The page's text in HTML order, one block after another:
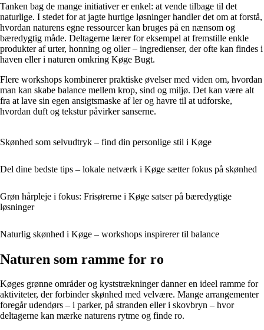
Tanken bag de mange initiativer er enkel: at vende tilbage til det
naturlige. I stedet for at jagte hurtige løsninger handler det om at forstå,
hvordan naturens egne ressourcer kan bruges på en nænsom og
bæredygtig måde. Deltagerne lærer for eksempel at fremstille enkle
produkter af urter, honning og olier – ingredienser, der ofte kan findes i
haven eller i naturen omkring Køge Bugt.
Flere workshops kombinerer praktiske øvelser med viden om, hvordan
man kan skabe balance mellem krop, sind og miljø. Det kan være alt
fra at lave sin egen ansigtsmaske af ler og havre til at udforske,
hvordan duft og tekstur påvirker sanserne.
Skønhed som selvudtryk – find din personlige stil i Køge
Del dine bedste tips – lokale netværk i Køge sætter fokus på skønhed
Grøn hårpleje i fokus: Frisørerne i Køge satser på bæredygtige
løsninger
Naturlig skønhed i Køge – workshops inspirerer til balance
Naturen som ramme for ro
Køges grønne områder og kyststrækninger danner en ideel ramme for
aktiviteter, der forbinder skønhed med velvære. Mange arrangementer
foregår udendørs – i parker, på stranden eller i skovbryn – hvor
deltagerne kan mærke naturens rytme og finde ro.